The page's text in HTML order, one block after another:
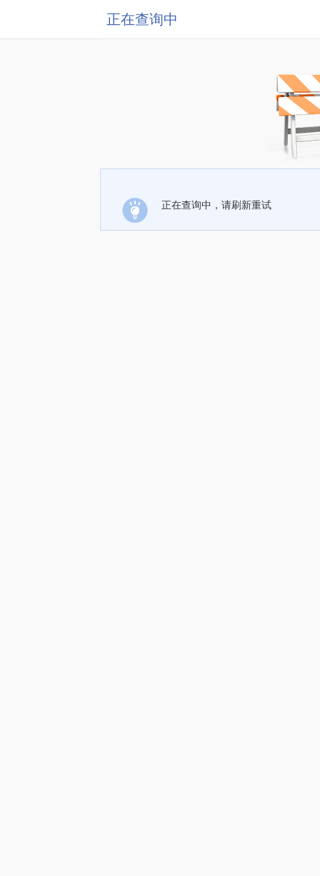
正在查询中
正在查询中，请刷新重试